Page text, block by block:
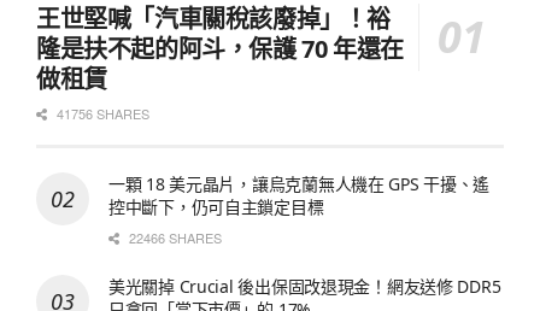
王世堅喊「汽車關稅該廢掉」！裕
隆是扶不起的阿斗，保護 70 年還在
做租賃
41756 SHARES
一顆 18 美元晶片，讓烏克蘭無人機在 GPS 干擾、遙
控中斷下，仍可自主鎖定目標
22466 SHARES
美光關掉 Crucial 後出保固改退現金！網友送修 DDR5